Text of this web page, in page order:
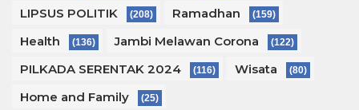
LIPSUS POLITIK (208) Ramadhan (159)
Health (136) Jambi Melawan Corona (122)
PILKADA SERENTAK 2024 (116) Wisata (80)
Home and Family (25)